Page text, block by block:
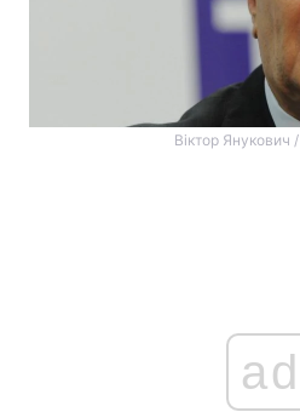
Віктор Янукович
ad